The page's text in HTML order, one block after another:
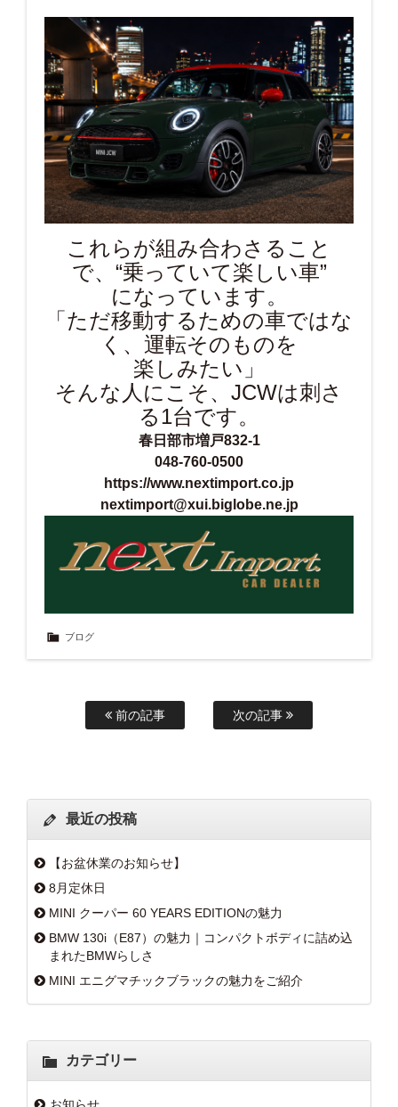
これらが組み合わさること
で、“乗っていて楽しい車”
になっています。
「ただ移動するための車ではな
く、運転そのものを
楽しみたい」
そんな人にこそ、JCWは刺さ
る1台です。
春日部市増戸832-1
048-760-0500
https://www.nextimport.co.jp
nextimport@xui.biglobe.ne.jp
ブログ
前の記事 次の記事
最近の投稿
【お盆休業のお知らせ】
8月定休日
MINI クーパー 60 YEARS EDITIONの魅力
BMW 130i（E87）の魅力｜コンパクトボディに詰め込
まれたBMWらしさ
MINI エニグマチックブラックの魅力をご紹介
カテゴリー